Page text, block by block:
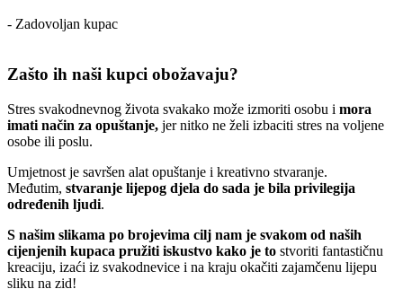
- Zadovoljan kupac
Zašto ih naši kupci obožavaju?
Stres svakodnevnog života svakako može izmoriti osobu i mora
imati način za opuštanje, jer nitko ne želi izbaciti stres na voljene
osobe ili poslu.
Umjetnost je savršen alat opuštanje i kreativno stvaranje.
Međutim, stvaranje lijepog djela do sada je bila privilegija
određenih ljudi.
S našim slikama po brojevima cilj nam je svakom od naših
cijenjenih kupaca pružiti iskustvo kako je to stvoriti fantastičnu
kreaciju, izaći iz svakodnevice i na kraju okačiti zajamčenu lijepu
sliku na zid!